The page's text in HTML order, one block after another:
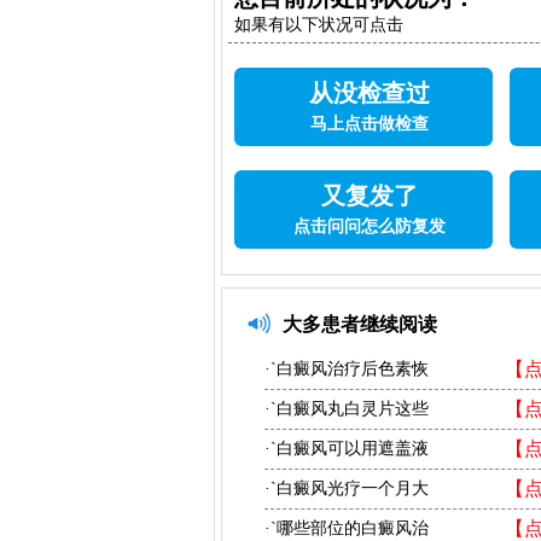
如果有以下状况可点击
从没检查过
马上点击做检查
又复发了
点击问问怎么防复发
大多患者继续阅读
【
·`白癜风治疗后色素恢
【
·`白癜风丸白灵片这些
【
·`白癜风可以用遮盖液
【
·`白癜风光疗一个月大
【
·`哪些部位的白癜风治